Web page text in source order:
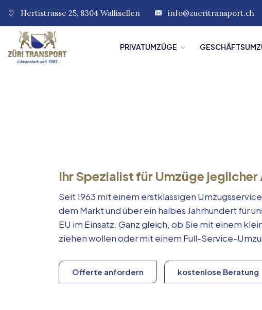
Hertistrasse 25, 8304 Wallisellen info@zueritransport.ch
PRIVATUMZÜGE
Ihr Spezialist für Umzüge jeglicher
Seit 1963 mit einem erstklassigen
dem Markt und über ein halbes Jahrhundert für
EU im Einsatz. Ganz gleich, ob Sie mit einem
ziehen wollen oder mit einem Full-Service-
Offerte anfordern kostenlose Beratung